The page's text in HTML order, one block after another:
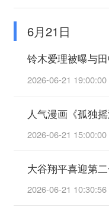
6月21日
铃木爱理被曝与
2026-06-21 19:00:00
人气漫画《孤独
2026-06-21 15:00:00
大谷翔平喜迎第
2026-06-21 10:30:56